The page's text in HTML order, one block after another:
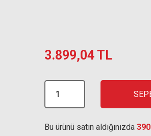
3.899,04 TL
Bu ürünü satın aldığınızda